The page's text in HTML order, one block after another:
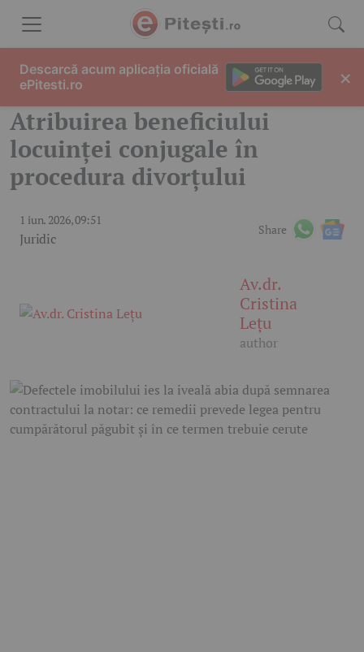
Atribuirea beneficiului
locuinței conjugale în
procedura divorțului
1 iun. 2026, 09:51
Juridic
Share
Av.dr.
Cristina
Lețu
author
Descarcă acum aplicația oficială
ePitesti.ro
×